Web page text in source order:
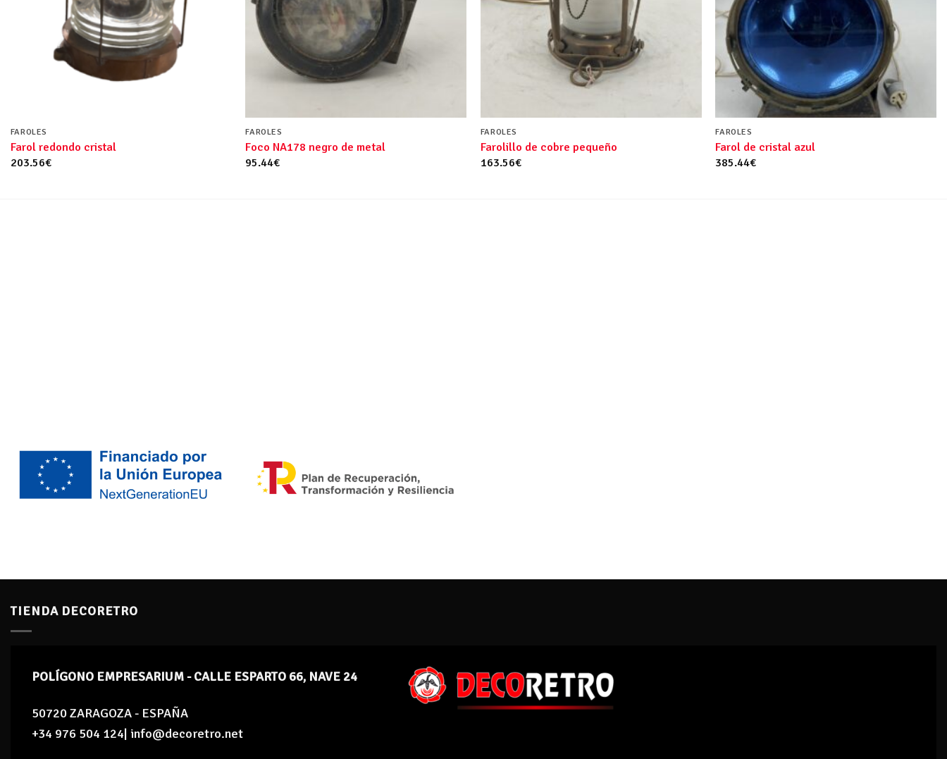
FAROLES
Farol redondo cristal
203.56€
FAROLES
Foco NA178 negro de metal
95.44€
FAROLES
Farolillo de cobre pequeño
163.56€
FAROLES
Farol de cristal azul
385.44€
TIENDA DECORETRO
POLÍGONO EMPRESARIUM - CALLE ESPARTO 66, NAVE 24
50720 ZARAGOZA - ESPAÑA
+34 976 504 124| info@decoretro.net